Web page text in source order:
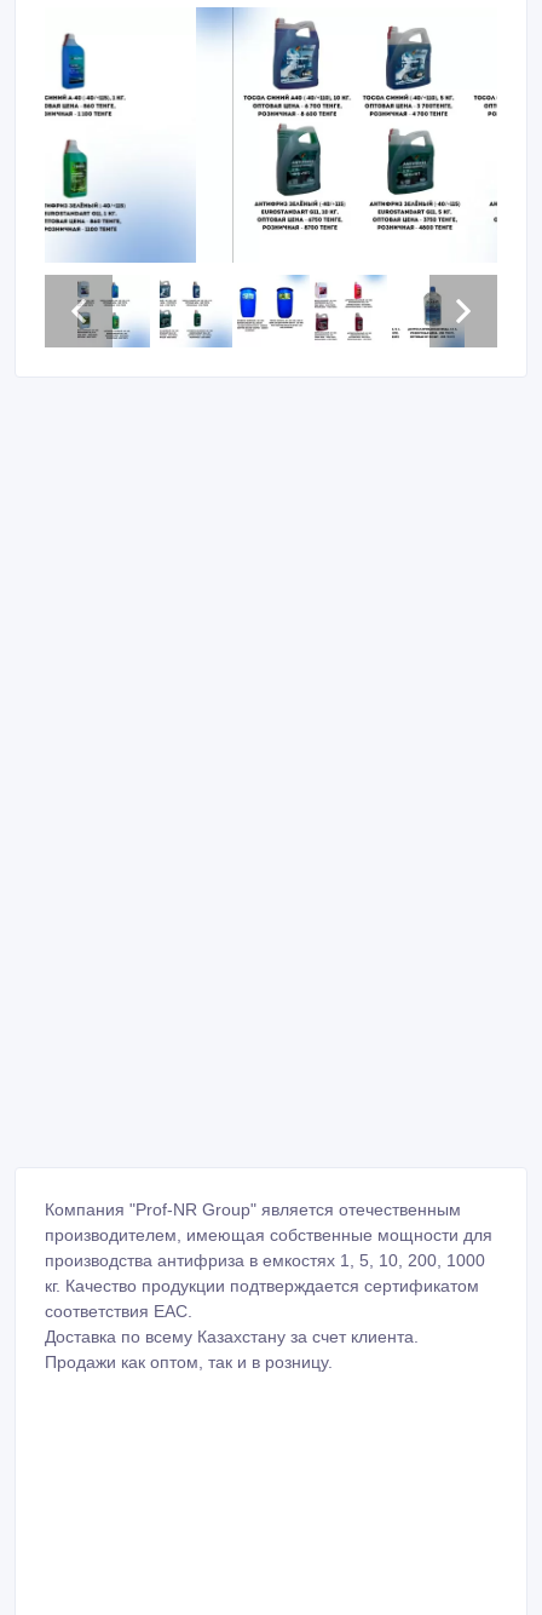
Компания "Prof-NR Group" является отечественным
производителем, имеющая собственные мощности для
производства антифриза в емкостях 1, 5, 10, 200, 1000
кг. Качество продукции подтверждается сертификатом
соответствия ЕАС.
Доставка по всему Казахстану за счет клиента.
Продажи как оптом, так и в розницу.